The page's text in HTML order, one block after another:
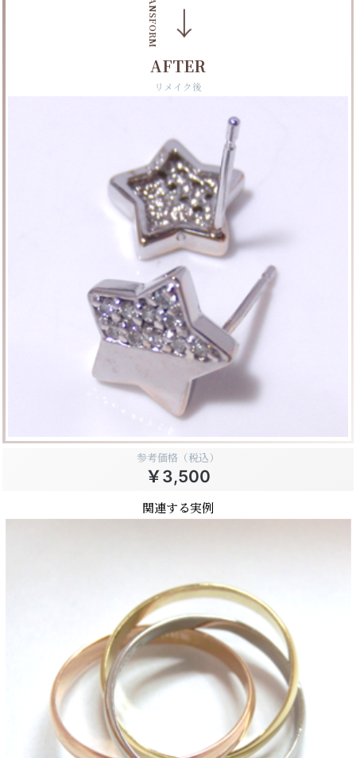
→
TRANSFORM
AFTER
リメイク後
参考価格（税込）
￥3,500
関連する実例